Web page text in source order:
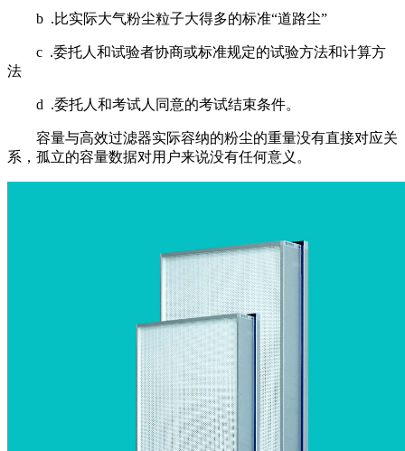
b .比实际大气粉尘粒子大得多的标准“道路尘”
c .委托人和试验者协商或标准规定的试验方法和计算方
法
d .委托人和考试人同意的考试结束条件。
容量与高效过滤器实际容纳的粉尘的重量没有直接对应关
系，孤立的容量数据对用户来说没有任何意义。